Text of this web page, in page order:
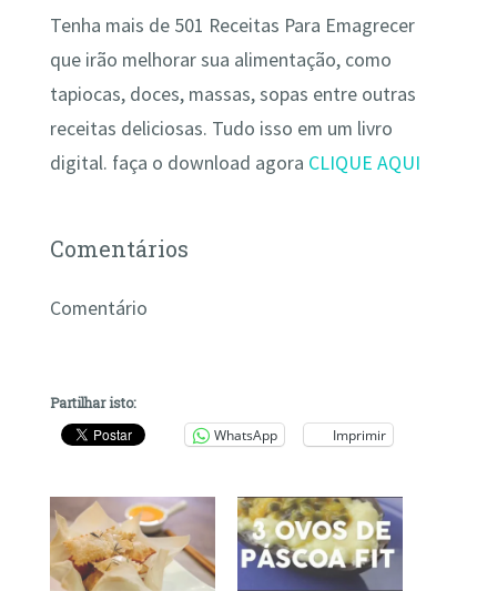
Tenha mais de 501 Receitas Para Emagrecer
que irão melhorar sua alimentação, como
tapiocas, doces, massas, sopas entre outras
receitas deliciosas. Tudo isso em um livro
digital. faça o download agora CLIQUE AQUI
Comentários
Comentário
Partilhar isto:
WhatsApp Imprimir